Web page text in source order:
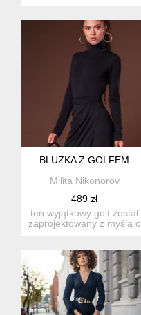
BLUZKA Z GOLFEM
Milita Nikonorov
489 zł
ten wyjątkowy golf został
zaprojektowany z myślą o